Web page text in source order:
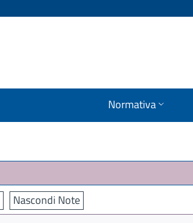
Normativa
Nascondi Note